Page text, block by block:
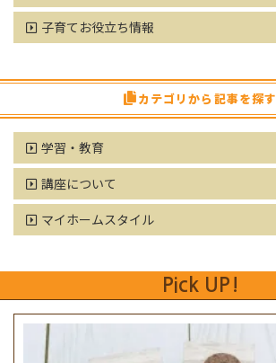
子育てお役立ち情報
カテゴリから記事を探す
学習・教育
講座について
マイホームスタイル
Pick UP!